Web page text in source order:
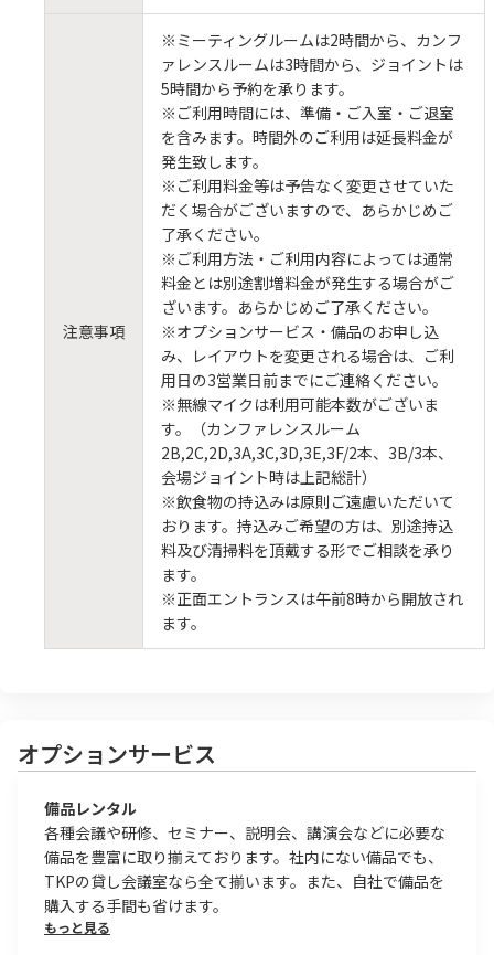
注意事項
※ミーティングルームは2時間から、カンフ
ァレンスルームは3時間から、ジョイントは
5時間から予約を承ります。
※ご利用時間には、準備・ご入室・ご退室
を含みます。時間外のご利用は延長料金が
発生致します。
※ご利用料金等は予告なく変更させていた
だく場合がございますので、あらかじめご
了承ください。
※ご利用方法・ご利用内容によっては通常
料金とは別途割増料金が発生する場合がご
ざいます。あらかじめご了承ください。
※オプションサービス・備品のお申し込
み、レイアウトを変更される場合は、ご利
用日の3営業日前までにご連絡ください。
※無線マイクは利用可能本数がございま
す。（カンファレンスルーム
2B,2C,2D,3A,3C,3D,3E,3F/2本、3B/3本、
会場ジョイント時は上記総計）
※飲食物の持込みは原則ご遠慮いただいて
おります。持込みご希望の方は、別途持込
料及び清掃料を頂戴する形でご相談を承り
ます。
※正面エントランスは午前8時から開放され
ます。
オプションサービス
備品レンタル
各種会議や研修、セミナー、説明会、講演会などに必要な
備品を豊富に取り揃えております。社内にない備品でも、
TKPの貸し会議室なら全て揃います。また、自社で備品を
購入する手間も省けます。
もっと見る